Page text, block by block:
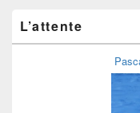
ranger
L’attente